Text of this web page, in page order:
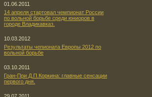
01.06.2011
14 апреля стартовал чемпионат России
по вольной борьбе среди юниоров в
городе Владикавказ.
10.03.2012
Результаты чепионата Европы 2012 по
вольной борьбе
03.10.2011
Гран-При Д.П.Коркина: главные сенсации
первого дня.